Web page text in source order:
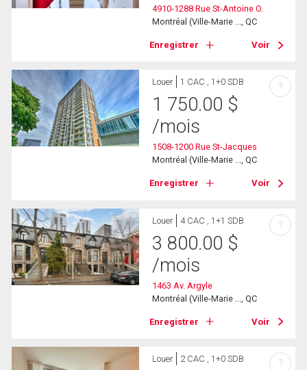
4910-1288 Rue St-Antoine O.
Montréal (Ville-Marie ..., QC
Enregistrer Voir
Louer 1 CAC , 1+0 SDB
1 750.00 $
/mois
1508-1200 Rue St-Jacques
Montréal (Ville-Marie ..., QC
Enregistrer Voir
?
Louer 4 CAC , 1+1 SDB
3 800.00 $
/mois
1463 Av. Argyle
Montréal (Ville-Marie ..., QC
Enregistrer Voir
?
Louer 2 CAC , 1+0 SDB ?